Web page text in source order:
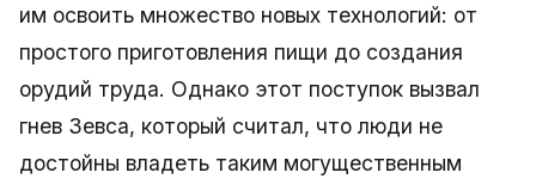
им освоить множество новых технологий: от
простого приготовления пищи до создания
орудий труда. Однако этот поступок вызвал
гнев Зевса, который считал, что люди не
достойны владеть таким могущественным